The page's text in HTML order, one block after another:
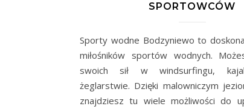
SPORTOWCÓW
Sporty wodne Bodzyniewo to
miłośników sportów wodnych.
swoich sił w windsurfingu,
żeglarstwie. Dzięki malowniczym
znajdziesz tu wiele możliwości do